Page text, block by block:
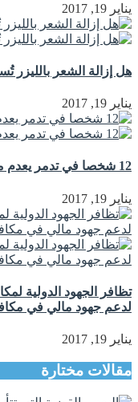
يناير 19, 2017
هل إزالة الشعر
يناير 19, 2017
12 شخصا في تدمر يعدم من قبل داعش
يناير 19, 2017
تظافر الجهود الدولية
لدعم جهود مالي في
يناير 19, 2017
مقالات مختارة